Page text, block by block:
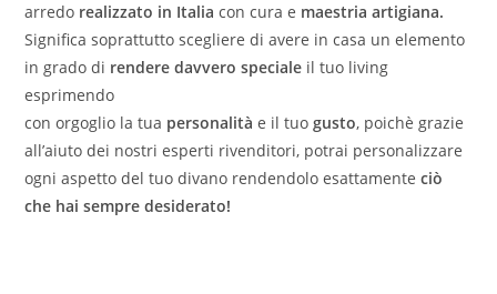
arredo realizzato in Italia con cura e maestria artigiana.
Significa soprattutto scegliere di avere in casa un elemento
in grado di rendere davvero speciale il tuo living
esprimendo
con orgoglio la tua personalità e il tuogusto, poichè grazie
all’aiuto dei nostri esperti rivenditori, potrai personalizzare
ogni aspetto del tuo divano rendendolo esattamenteciò
che hai sempre desiderato!